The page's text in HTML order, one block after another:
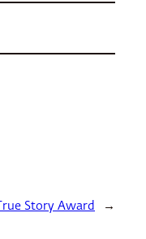
True Story Award →